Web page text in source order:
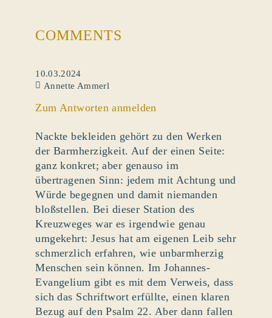
COMMENTS
10.03.2024
Annette Ammerl
Zum Antworten anmelden
Nackte bekleiden gehört zu den Werken
der Barmherzigkeit. Auf der einen Seite:
ganz konkret; aber genauso im
übertragenen Sinn: jedem mit Achtung und
Würde begegnen und damit niemanden
bloßstellen. Bei dieser Station des
Kreuzweges war es irgendwie genau
umgekehrt: Jesus hat am eigenen Leib sehr
schmerzlich erfahren, wie unbarmherzig
Menschen sein können. Im Johannes-
Evangelium gibt es mit dem Verweis, dass
sich das Schriftwort erfüllte, einen klaren
Bezug auf den Psalm 22. Aber dann fallen